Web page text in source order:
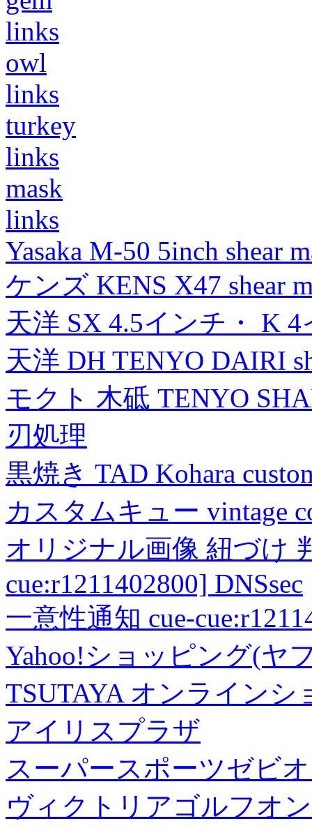
links
owl
links
turkey
links
mask
links
Yasaka M-50 5inch shear
ケンズ KENS X47 shear
天洋 SX 4.5インチ・ K
天洋 DH TENYO DAIRI
モクト 木砥 TENYO
刃処理
黒焼き TAD Kohara
カスタムキュー vintage
オリジナル画像 紐づけ
cue:r1211402800] DNSsec
一意性通知 cue-
Yahoo!ショッピング(ヤ
TSUTAYA オンラインシ
アイリスプラザ
スーパースポーツゼビ
ヴィクトリアゴルフオ